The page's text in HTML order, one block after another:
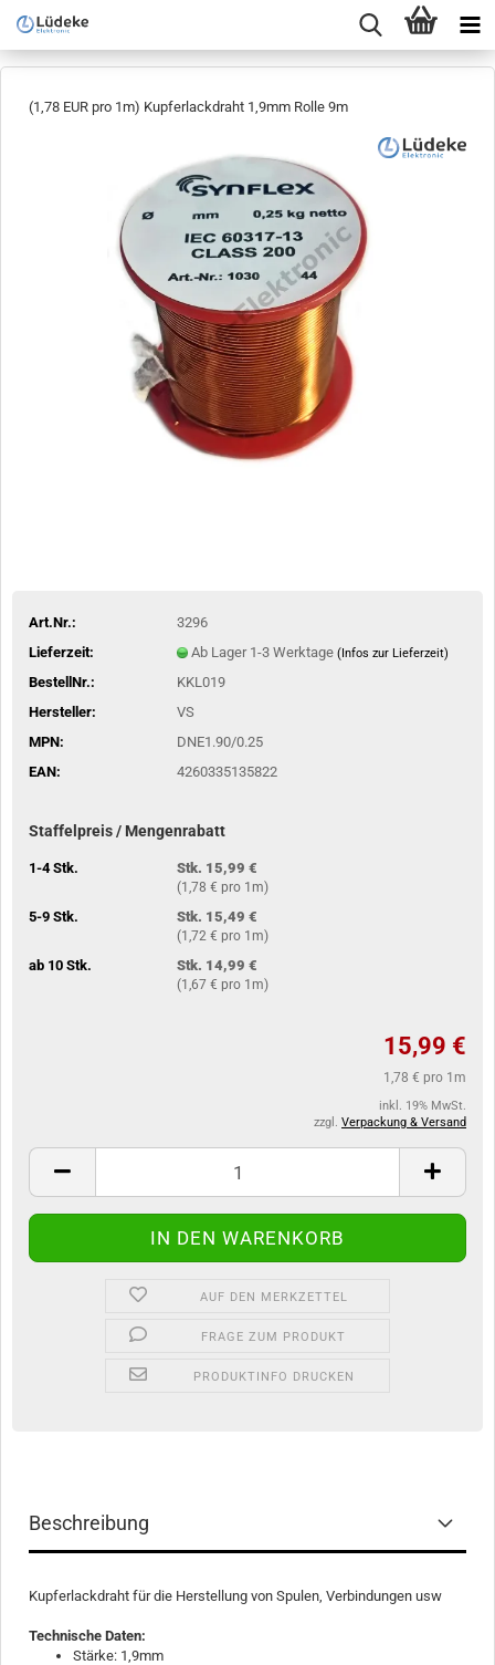
(1,78 EUR pro 1m) Kupferlackdraht 1,9mm Rolle 9m
Art.Nr.:
3296
Lieferzeit:
Ab Lager 1-3 Werktage (Infos zur Lieferzeit)
BestellNr.:
KKL019
Hersteller:
VS
MPN:
DNE1.90/0.25
EAN:
4260335135822
Staffelpreis / Mengenrabatt
1-4 Stk. Stk. 15,99 €
(1,78 € pro 1m)
5-9 Stk. Stk. 15,49 €
(1,72 € pro 1m)
ab 10 Stk. Stk. 14,99 €
(1,67 € pro 1m)
15,99 €
1,78 € pro 1m
inkl. 19% MwSt.
zzgl. Verpackung & Versand
AUF DEN MERKZETTEL
FRAGE ZUM PRODUKT
PRODUKTINFO DRUCKEN
Beschreibung
Kupferlackdraht für die Herstellung von Spulen, Verbindungen usw
Technische Daten:
Stärke: 1,9mm